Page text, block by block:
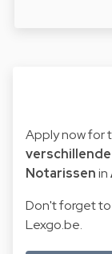
Apply now for
Notarissenin
Don't forget
Lexgo.be.